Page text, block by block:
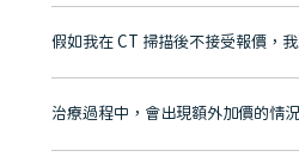
牌」、「2025香港企業領袖品牌」，是
至今已服務超過三十個國家和地區的顧
市市民極高的口碑評價及信任推薦 珠海
有咨詢及服務保障中心，有任何問題都
假如我在 CT 掃描後不接受報價，
不會！只要未開始實際服務之前，你不
治療過程中，會出現額外加價的情
不會，治療前我們會詳細說明治療方案